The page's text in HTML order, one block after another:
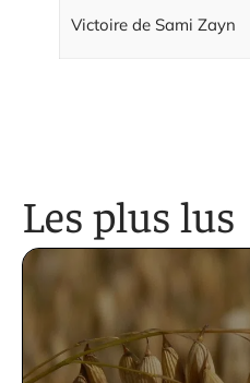
Victoire de Sami Zayn
Les plus lus